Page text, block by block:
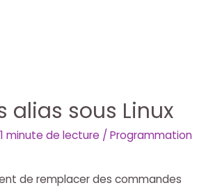
alias sous Linux
1 minute de lecture / Programmation
de remplacer des commandes